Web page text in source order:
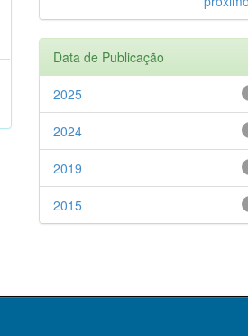
Data de Publicação
2025
2024
2019
2015